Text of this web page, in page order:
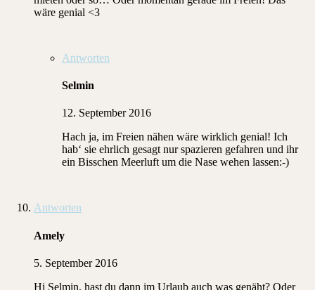
wäre genial <3
Antworten
Selmin
12. September 2016
Hach ja, im Freien nähen wäre wirklich genial! Ich
hab‘ sie ehrlich gesagt nur spazieren gefahren und ihr
ein Bisschen Meerluft um die Nase wehen lassen:-)
Antworten
Amely
5. September 2016
Hi Selmin, hast du dann im Urlaub auch was genäht? Oder